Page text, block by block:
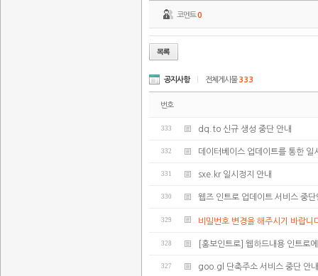
코멘트0
공지사항 전체게시물333
번호
333 dq.to 신규 생성 중단 안내
332 데이터베이스 업데이트를 통한 일
331 sxe.kr 일시정지 안내
330 웹즈 인트로 업데이트 서비스 중단
329 비밀번호 변경을 해주시기 바랍니
328 [홍보인트로] 웹하드내용 인트로
327 goo.gl 단축주소 서비스 중단 안내